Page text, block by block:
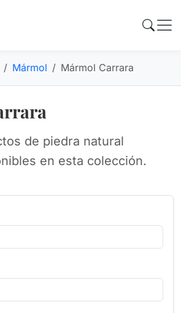
Mármol Mármol Carrara
de piedra natural
en esta colección.